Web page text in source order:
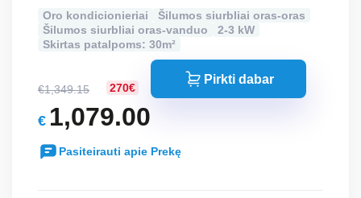
Oro kondicionieriai
Šilumos siurbliai oras-oras
Šilumos siurbliai oras-vanduo
2-3 kW
Skirtas patalpoms: 30m²
270€
€1,349.15
Original
price
was:
€ 1,079.00
Current
price
Pirkti dabar
Pasiteirauti apie Prekę